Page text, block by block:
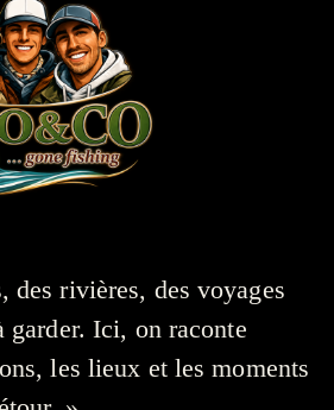
des rivières, des voyages
garder. Ici, on raconte
les lieux et les moments